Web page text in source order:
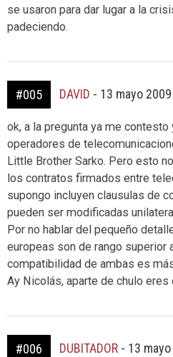
se usaron para dar lugar a la
padeciendo.
#005 DAVID - 13 mayo
ok, a la pregunta ya me
operadores de
Little Brother Sarko. Pero esto
los contratos firmados entre
supongo incluyen clausulas de
pueden ser modificadas
Por no hablar del pequeño
europeas son de rango superior
compatibilidad de ambas es
Ay Nicolás, aparte de chulo eres
#006 DUBITADOR - 13